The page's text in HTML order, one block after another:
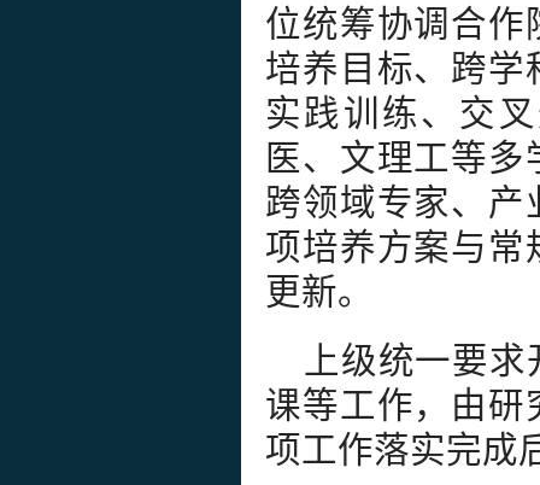
位统筹协调合作
培养目标、跨学
实践训练、交
医、文理工等
跨领域专家、
项培养方案与常
更新。
上级统一要
课等工作，由研
项工作落实完成